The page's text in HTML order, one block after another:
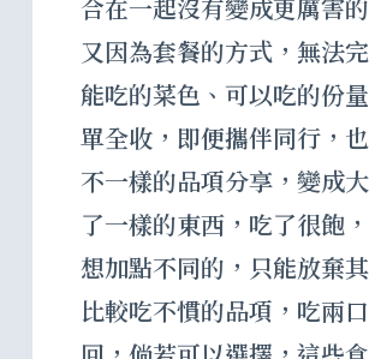
合在一起沒有變成更厲害的
又因為套餐的方式，無法
能吃的菜色、可以吃的份
單全收，即便攜伴同行，
不一樣的品項分享，變成
了一樣的東西，吃了很飽
想加點不同的，只能放棄
比較吃不慣的品項，吃兩